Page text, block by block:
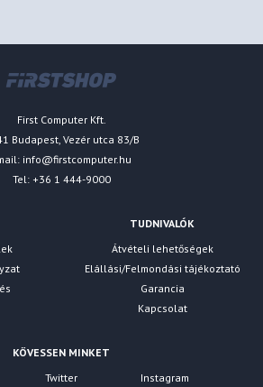
First Computer Kft.
Budapest, Vezér utca 83/B
info@firstcomputer.hu
Tel: +36 1 444-9000
TUDNIVALÓK
Átvételi lehetőségek
Elállási/Felmondási tájékoztató
Garancia
Kapcsolat
KÖVESSEN MINKET
Twitter Instagram